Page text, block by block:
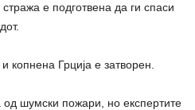
е подготвена да ги спаси
копнена Грција е затворен.
од шумски пожари, но експертите